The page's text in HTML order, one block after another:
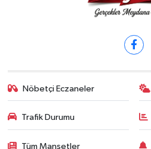
Nöbetçi Eczaneler
Trafik Durumu
Tüm Manşetler